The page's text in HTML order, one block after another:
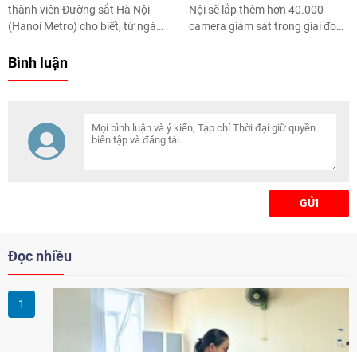
thành viên Đường sắt Hà Nội
(Hanoi Metro) cho biết, từ ngày
hành khách đã được vận chuyển
Nội sẽ lắp thêm hơn 40.000
camera giám sát trong giai đoạn
Bình luận
GỬI
Đọc nhiều